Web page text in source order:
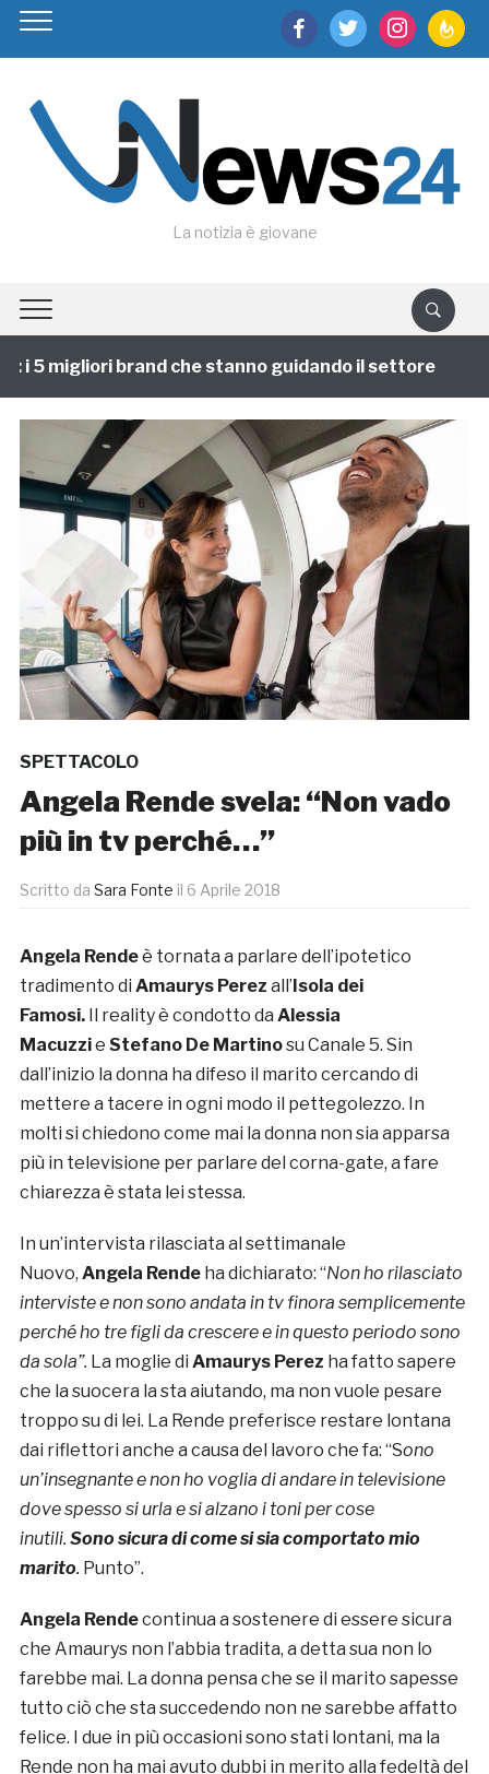
facebooktwitter instagram
La notizia è giovane
5 migliori brand che stanno guidando il settore
SPETTACOLO
Angela Rende svela: “Non vado
più in tv perché…”
Scritto da Sara Fonte il 6 Aprile 2018
Angela Rendeè tornata a parlare dell’ipotetico
tradimento di Amaurys Perez all’Isola dei
Famosi. Il reality è condotto da Alessia
Macuzzie Stefano De Martinosu Canale 5. Sin
dall’inizio la donna ha difeso il marito cercando di
mettere a tacere in ogni modo il pettegolezzo. In
molti si chiedono come mai la donna non sia apparsa
più in televisione per parlare del corna-gate, a fare
chiarezza è stata lei stessa.
In un’intervista rilasciata al settimanale
Nuovo, Angela Rende ha dichiarato: “Non ho rilasciato
interviste e non sono andata in tv finora semplicemente
perché ho tre figli da crescere e in questo periodo sono
da sola”. La moglie di Amaurys Perez ha fatto sapere
che la suocera la sta aiutando, ma non vuole pesare
troppo su di lei. La Rende preferisce restare lontana
dai riflettori anche a causa del lavoro che fa: “Sono
un’insegnante e non ho voglia di andare in televisione
dove spesso si urla e si alzano i toni per cose
inutili. Sono sicura di come si sia comportato mio
marito. Punto”.
Angela Rendecontinua a sostenere di essere sicura
che Amaurys non l’abbia tradita, a detta sua non lo
farebbe mai. La donna pensa che se il marito sapesse
tutto ciò che sta succedendo non ne sarebbe affatto
felice. I due in più occasioni sono stati lontani, ma la
Rende non ha mai avuto dubbi in merito alla fedeltà del